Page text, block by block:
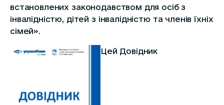
встановлених законодавством для осіб з
інвалідністю, дітей з інвалідністю та членів їхніх
сімей».
Цей Довідник